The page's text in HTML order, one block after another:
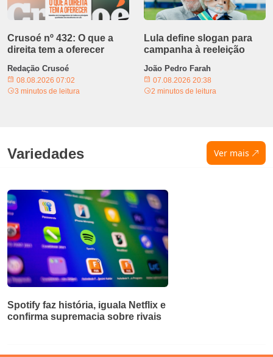
Crusoé nº 432: O que a
direita tem a oferecer
Redação Crusoé
08.08.2026 07:02
3 minutos de leitura
Lula define slogan para
campanha à reeleição
João Pedro Farah
07.08.2026 20:38
2 minutos de leitura
Variedades Ver mais
Spotify faz história, iguala Netflix e
confirma supremacia sobre rivais